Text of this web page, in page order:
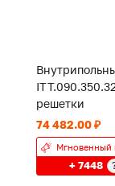
решетки
74 482.00 ₽
Мгновенный
+ 7448